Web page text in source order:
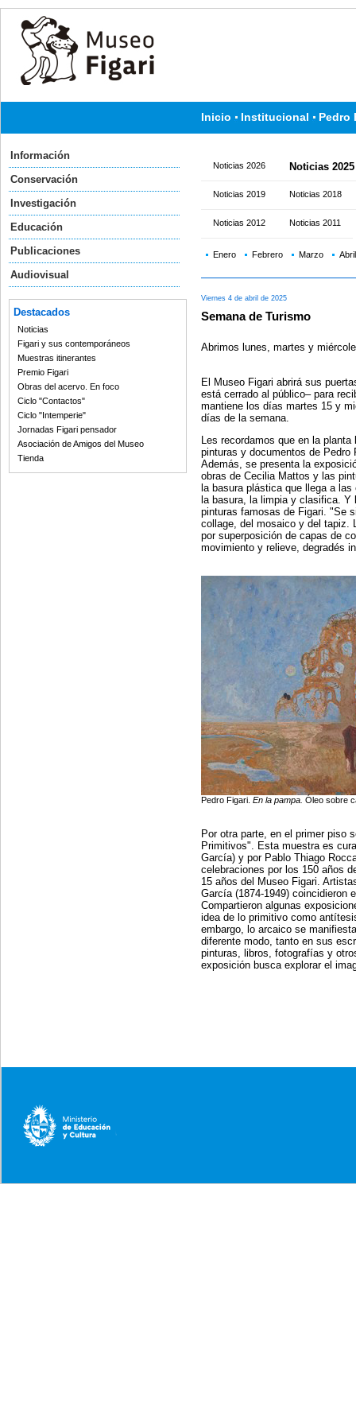
Inicio Institucional Pedro
Información
Conservación
Investigación
Educación
Publicaciones
Audiovisual
Destacados
Noticias
Figari y sus contemporáneos
Muestras itinerantes
Premio Figari
Obras del acervo. En foco
Ciclo "Contactos"
Ciclo "Intemperie"
Jornadas Figari pensador
Asociación de Amigos del Museo
Tienda
Noticias 2026 Noticias 2025
Noticias 2019 Noticias 2018
Noticias 2012 Noticias 2011
Enero Febrero Marzo Abril
Viernes 4 de abril de 2025
Semana de Turismo
Abrimos lunes, martes y
El Museo Figari abrirá sus
está cerrado al público– para
mantiene los días martes 15 y
días de la semana.
Les recordamos que en la
pinturas y documentos de
Además, se presenta la
obras de Cecilia Mattos y las
la basura plástica que llega a
la basura, la limpia y clasifica. Y
pinturas famosas de Figari. "Se
collage, del mosaico y del tapiz.
por superposición de capas de
movimiento y relieve, degradés
Pedro Figari. En la pampa. Óleo sobre
Por otra parte, en el primer piso
Primitivos". Esta muestra es
García) y por Pablo Thiago
celebraciones por los 150 años
15 años del Museo Figari.
García (1874-1949) coincidieron
Compartieron algunas
idea de lo primitivo como
embargo, lo arcaico se
diferente modo, tanto en sus
pinturas, libros, fotografías y
exposición busca explorar el